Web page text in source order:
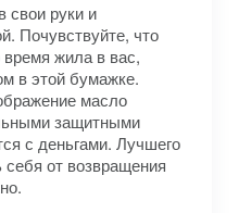
свои руки и
Почувствуйте, что
время жила в вас,
в этой бумажке.
масло
защитными
с деньгами. Лучшего
от возвращения